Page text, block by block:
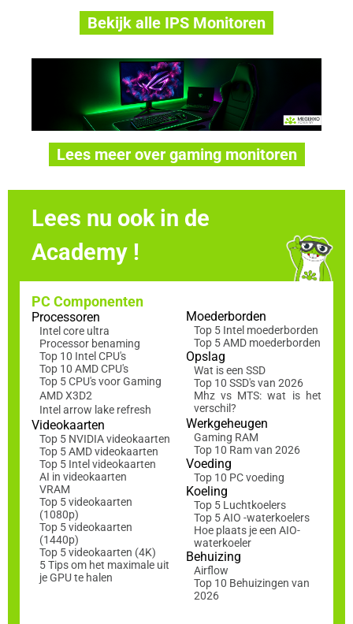
Bekijk alle IPS Monitoren
Lees meer over gaming monitoren
Lees nu ook in de
Academy !
PC Componenten
Processoren
Intel core ultra
Processor benaming
Top 10 Intel CPU's
Top 10 AMD CPU's
Top 5 CPU's voor Gaming
AMD X3D2
Intel arrow lake refresh
Videokaarten
Top 5 NVIDIA videokaarten
Top 5 AMD videokaarten
Top 5 Intel videokaarten
AI in videokaarten
VRAM
Top 5 videokaarten
(1080p)
Top 5 videokaarten
(1440p)
Top 5 videokaarten (4K)
5 Tips om het maximale uit
je GPU te halen
Moederborden
Top 5 Intel moederborden
Top 5 AMD moederborden
Opslag
Wat is een SSD
Top 10 SSD's van 2026
Mhz vs MTS: wat is het
verschil?
Werkgeheugen
Gaming RAM
Top 10 Ram van 2026
Voeding
Top 10 PC voeding
Koeling
Top 5 Luchtkoelers
Top 5 AIO -waterkoelers
Hoe plaats je een AIO-
waterkoeler
Behuizing
Airflow
Top 10 Behuizingen van
2026